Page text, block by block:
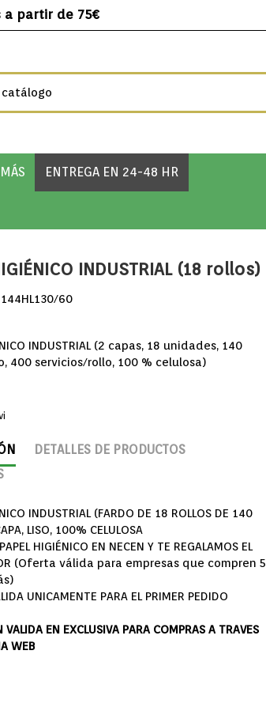
a partir de 75€
ENTREGA EN 24-48 HR
INDUSTRIAL (18 rollos)
144HL130/60
INDUSTRIAL (2 capas, 18 unidades, 140
400 servicios/rollo, 100 % celulosa)
DETALLES DE PRODUCTOS
INDUSTRIAL (FARDO DE 18 ROLLOS DE 140
LISO, 100% CELULOSA
HIGIÉNICO EN NECEN Y TE REGALAMOS EL
(Oferta válida para empresas que compren 5
UNICAMENTE PARA EL PRIMER PEDIDO
VALIDA EN EXCLUSIVA PARA COMPRAS A TRAVES
WEB